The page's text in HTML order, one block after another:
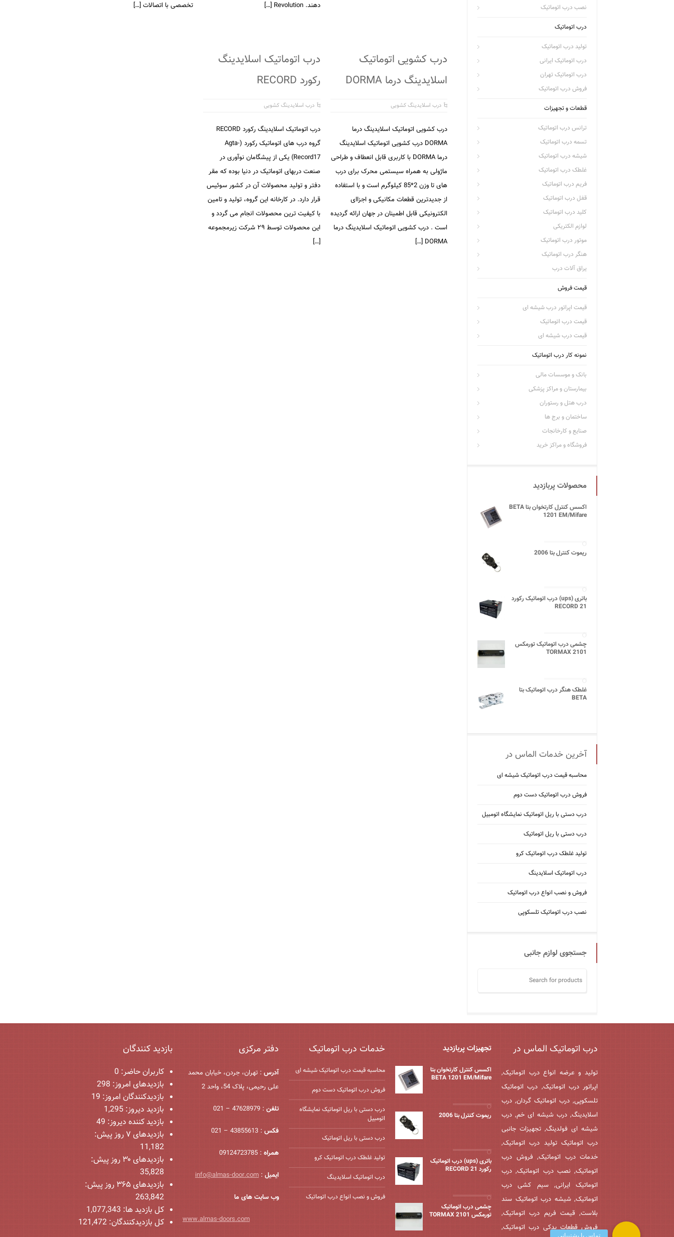
دهند. Revolution […]
تخصصی با اتصالات […]
درب کشویی اتوماتیک
اسلایدینگ درما DORMA
درب اسلایدینگ کشویی
درب کشویی اتوماتیک اسلایدینگ درما
DORMA درب کشویی اتوماتیک اسلایدینگ
درما DORMA با کاربری قابل انعطاف و طراحی
ماژولی به همراه سیستمی محرک برای درب
های تا وزن 2*85 کیلوگرم است و با استفاده
از جدیدترین قطعات مکانیکی و اجزاای
الکترونیکی قابل اطمینان در جهان ارائه گردیده
است . درب کشویی اتوماتیک اسلایدینگ درما
DORMA […]
درب اتوماتیک اسلایدینگ
رکورد RECORD
درب اسلایدینگ کشویی
درب اتوماتیک اسلایدینگ رکورد RECORD
گروه درب های اتوماتیک رکورد (Agta-
Record17) یکی از پیشگامان نوآوری در
صنعت دربهای اتوماتیک در دنیا بوده که مقر
دفتر و تولید محصولات آن در کشور سوئیس
قرار دارد. در کارخانه این گروه، تولید و تامین
با کیفیت ترین محصولات انجام می گردد و
این محصولات توسط ۲۹ شرکت زیرمجموعه
[…]
نصب درب اتوماتیک
درب اتوماتیک
تولید درب اتوماتیک
درب اتوماتیک ایرانی
درب اتوماتیک تهران
فروش درب اتوماتیک
قطعات و تجهیزات
ترانس درب اتوماتیک
تسمه درب اتوماتیک
شیشه درب اتوماتیک
غلطک درب اتوماتیک
فریم درب اتوماتیک
قفل درب اتوماتیک
کلید درب اتوماتیک
لوازم الکتریکی
موتور درب اتوماتیک
هنگر درب اتوماتیک
یراق آلات درب
قیمت فروش
قیمت اپراتور درب شیشه ای
قیمت درب اتوماتیک
قیمت درب شیشه ای
نمونه کار درب اتوماتیک
بانک و موسسات مالی
بیمارستان و مراکز پزشکی
درب هتل و رستوران
ساختمان و برج ها
صنایع و کارخانجات
فروشگاه و مراکز خرید
محصولات پربازدید
اکسس کنترل کارتخوان بتا BETA
1201 EM/Mifare
ریموت کنترل بتا 2006
باتری (ups) درب اتوماتیک رکورد
21 RECORD
چشمی درب اتوماتیک تورمکس
TORMAX 2101
غلطک هنگر درب اتوماتیک بتا
BETA
آخرین خدمات الماس در
محاسبه قیمت درب اتوماتیک شیشه ‌ای
فروش درب اتوماتیک دست دوم
درب دستی با ریل اتوماتیک نمایشگاه اتومبیل
درب دستی با ریل اتوماتیک
تولید غلطک درب اتوماتیک کرو
درب اتوماتیک اسلایدینگ
فروش و نصب انواع درب اتوماتیک
نصب درب اتوماتیک تلسکوپی
جستجوی لوازم جانبی
درب اتوماتیک الماس در
تولید و عرضه انواع درب اتوماتیک,
اپراتور درب اتوماتیک, درب اتوماتیک
تلسکوپی, درب اتوماتیک گردان, درب
اسلایدینگ, درب شیشه ای خم, درب
شیشه ای فولدینگ, تجهیزات جانبی
درب اتوماتیک تولید درب اتوماتیک,
خدمات درب اتوماتیک, فروش درب
اتوماتیک, نصب درب اتوماتیک, درب
اتوماتیک ایرانی, سیم کشی درب
اتوماتیک, شیشه درب اتوماتیک سند
بلاست, قیمت فریم درب اتوماتیک,
فروش قطعات یدکی درب اتوماتیک,
تجهیزات پربازدید
اکسس کنترل کارتخوان بتا
BETA 1201 EM/Mifare
ریموت کنترل بتا 2006
باتری (ups) درب اتوماتیک
رکورد 21 RECORD
چشمی درب اتوماتیک
تورمکس TORMAX 2101
خدمات درب اتوماتیک
محاسبه قیمت درب اتوماتیک شیشه ‌ای
فروش درب اتوماتیک دست دوم
درب دستی با ریل اتوماتیک نمایشگاه
اتومبیل
درب دستی با ریل اتوماتیک
تولید غلطک درب اتوماتیک کرو
درب اتوماتیک اسلایدینگ
فروش و نصب انواع درب اتوماتیک
دفتر مرکزی
آدرس : تهران، جردن، خیابان محمد
علی رحیمی، پلاک 54، واحد 2
تلفن : 47628979 – 021
فکس : 43855613 – 021
همراه : 09124723785
ایمیل :
info@almas-door.com
وب سایت های ما
www.almas-doors.com
بازدید کنندگان
کاربران حاضر: 0
بازدیدهای امروز: 298
بازدیدکنندگان امروز: 19
بازدید دیروز: 1,295
بازدید کننده دیروز: 49
بازدیدهای ۷ روز پیش:
11,182
بازدیدهای ۳۰ روز پیش:
35,828
بازدیدهای ۳۶۵ روز پیش:
263,842
کل بازدید ها: 1,077,343
کل بازدیدکنند‌گان: 121,472